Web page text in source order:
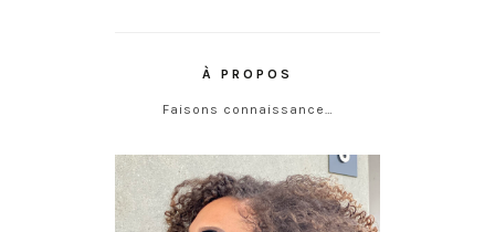
À PROPOS
Faisons connaissance…